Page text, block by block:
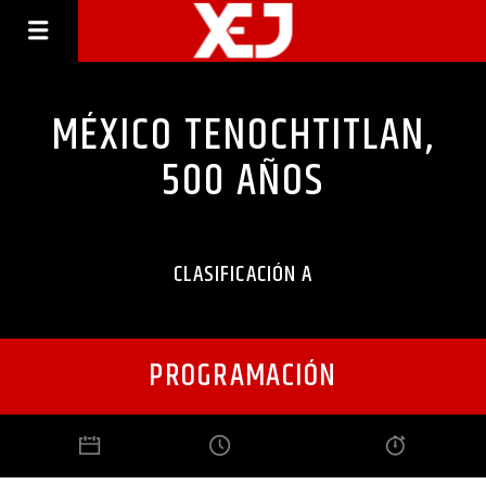
MÉXICO TENOCHTITLAN,
500 AÑOS
CLASIFICACIÓN A
PROGRAMACIÓN